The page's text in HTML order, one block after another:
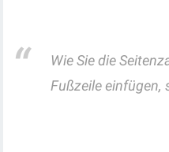
Wie Sie die
Fußzeile einfügen,